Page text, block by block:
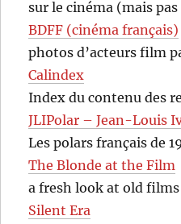
sur le cinéma (mais
BDFF (cinéma français)
photos d’acteurs film
Calindex
Index du contenu des
JLIPolar – Jean-Louis
Les polars français de
The Blonde at the Film
a fresh look at old films
Silent Era